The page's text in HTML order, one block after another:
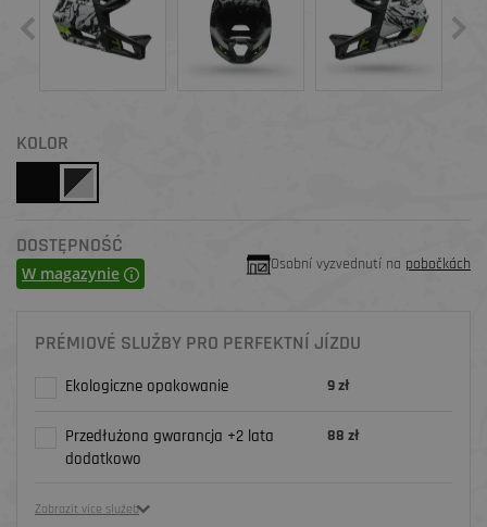
KOLOR
DOSTĘPNOŚĆ
W magazynie Osobní vyzvednutí na pobočkách
PRÉMIOVÉ SLUŽBY PRO PERFEKTNÍ JÍZDU
Ekologiczne opakowanie 9 zł
Przedłużona gwarancja +2 lata
dodatkowo
88 zł
Zobrazit více služeb